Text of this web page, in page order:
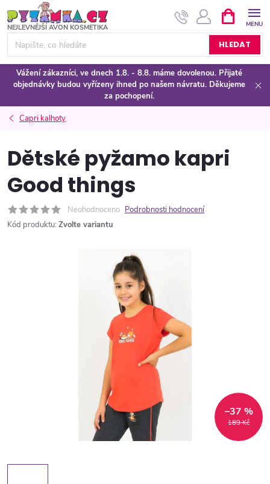
na
obsah
HLEDAT
NÁKUPNÍ
KOŠÍK
Vážení zákazníci, ve dnech 1.8. - 8.8. máme dovolenou. Přijaté
objednávky budou vyřízeny ihned po našem návratu. Děkujeme
za pochopení.
Capri kalhoty
Dětské pyžamo kapri
Good things
Neohodnoceno Podrobnosti hodnocení
Kód produktu: Zvolte variantu
189 Kč
–37 %